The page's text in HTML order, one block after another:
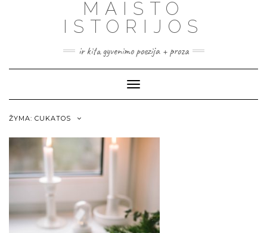
MAISTO
ISTORIJOS
ir kita gyvenimo poezija + proza
Toggle
Navigation
ŽYMA: CUKATOS